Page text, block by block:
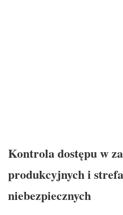
Kontrola dostępu w
produkcyjnych i
niebezpiecznych